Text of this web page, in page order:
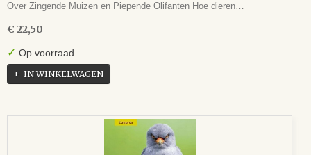
Over Zingende Muizen en Piepende Olifanten Hoe dieren…
€ 22,50
✓ Op voorraad
IN WINKELWAGEN